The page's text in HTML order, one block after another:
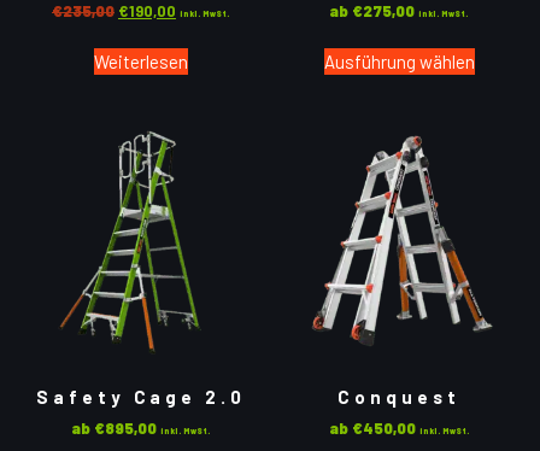
€235,00 €190,00 inkl. MwSt.
Weiterlesen
ab €275,00 inkl. MwSt.
Ausführung wählen
Safety Cage 2.0
ab €895,00 inkl. MwSt.
Conquest
ab €450,00 inkl. MwSt.